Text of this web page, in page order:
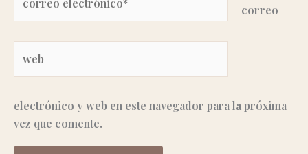
electrónico*
correo
electrónico y web en este navegador para la próxima
vez que comente.